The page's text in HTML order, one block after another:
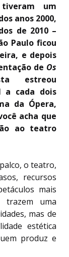
um
anos 2000,
de 2010 –
Paulo ficou
e depois
de Os
estreou
a cada dois
da Ópera,
acha que
ao teatro
o teatro,
recursos
mais
trazem uma
mas de
estética
produz e